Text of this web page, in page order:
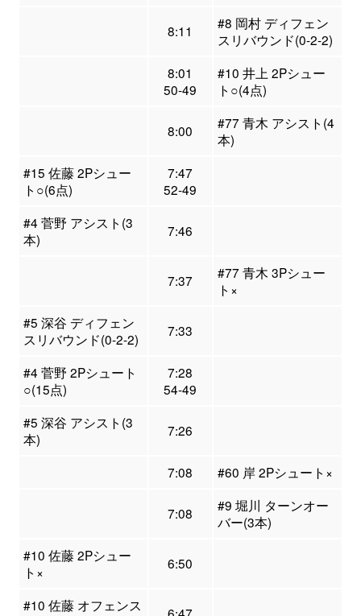
8:11
#8 岡村 ディフェン
スリバウンド(0-2-2)
8:01
50-49
#10 井上 2Pシュー
ト○(4点)
8:00
#77 青木 アシスト(4
本)
#15 佐藤 2Pシュー
ト○(6点)
7:47
52-49
#4 菅野 アシスト(3
本)
7:46
7:37
#77 青木 3Pシュー
ト×
#5 深谷 ディフェン
スリバウンド(0-2-2)
7:33
#4 菅野 2Pシュート
○(15点)
7:28
54-49
#5 深谷 アシスト(3
本)
7:26
7:08 #60 岸 2Pシュート×
7:08
#9 堀川 ターンオー
バー(3本)
#10 佐藤 2Pシュー
ト×
6:50
#10 佐藤 オフェンス